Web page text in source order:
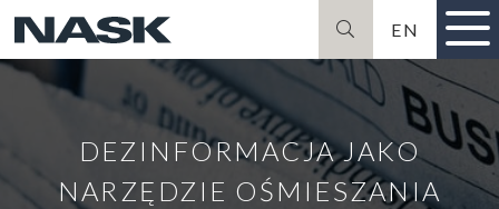
EN
DEZINFORMACJA JAKO
NARZĘDZIE OŚMIESZANIA